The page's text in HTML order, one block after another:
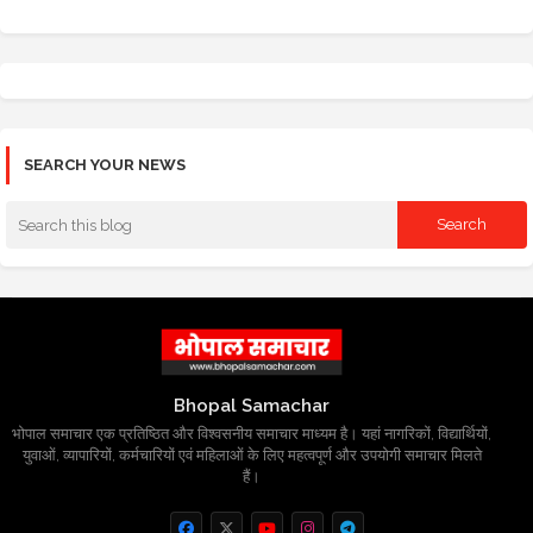
SEARCH YOUR NEWS
Bhopal Samachar
भोपाल समाचार एक प्रतिष्ठित और विश्वसनीय समाचार माध्यम है। यहां नागरिकों, विद्यार्थियों,
युवाओं, व्यापारियों, कर्मचारियों एवं महिलाओं के लिए महत्वपूर्ण और उपयोगी समाचार मिलते
हैं।